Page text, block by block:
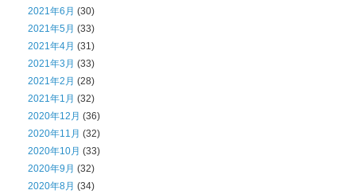
2021年6月 (30)
2021年5月 (33)
2021年4月 (31)
2021年3月 (33)
2021年2月 (28)
2021年1月 (32)
2020年12月 (36)
2020年11月 (32)
2020年10月 (33)
2020年9月 (32)
2020年8月 (34)